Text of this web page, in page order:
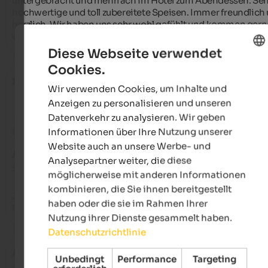
hochwertige und toll zubereitete Speisen. Immer freundlich
herzlich. Wir haben uns sehr wohl gefühlt und kommen
- September 2025
Bewertung aus Google
AUSGEZEICHNET
5 von 5 Sternen
Ja für alle die einen schönen Urlaub verbringen wollen.
Radfahren  Wandern.
Amilcare- August 2025
GERMAN
Diese Webseite verwendet
Cookies.
Wir verwenden Cookies, um Inhalte und
Anzeigen zu personalisieren und unseren
Datenverkehr zu analysieren. Wir geben
Informationen über Ihre Nutzung unserer
Website auch an unsere Werbe- und
Analysepartner weiter, die diese
möglicherweise mit anderen Informationen
kombinieren, die Sie ihnen bereitgestellt
haben oder die sie im Rahmen Ihrer
Nutzung ihrer Dienste gesammelt haben.
Datenschutzrichtlinie
Unbedingt
Performance Targeting